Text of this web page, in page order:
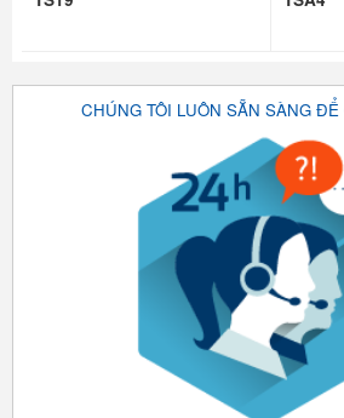
CHÚNG TÔI LUÔN SẴN SÀNG